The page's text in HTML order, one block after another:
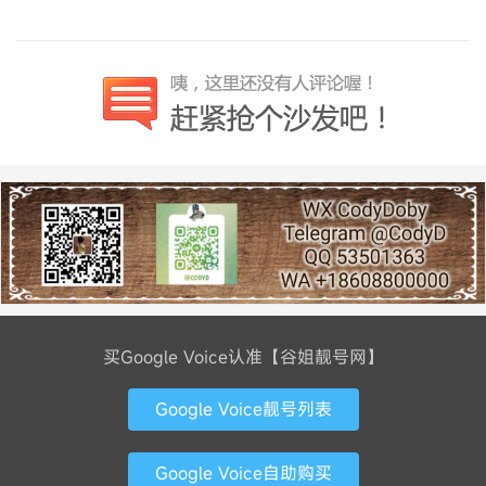
买Google Voice认准【谷姐靓号网】
Google Voice靓号列表
Google Voice自助购买